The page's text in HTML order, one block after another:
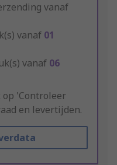
vanaf
vanaf 01
vanaf 06
op 'Controleer
en levertijden.